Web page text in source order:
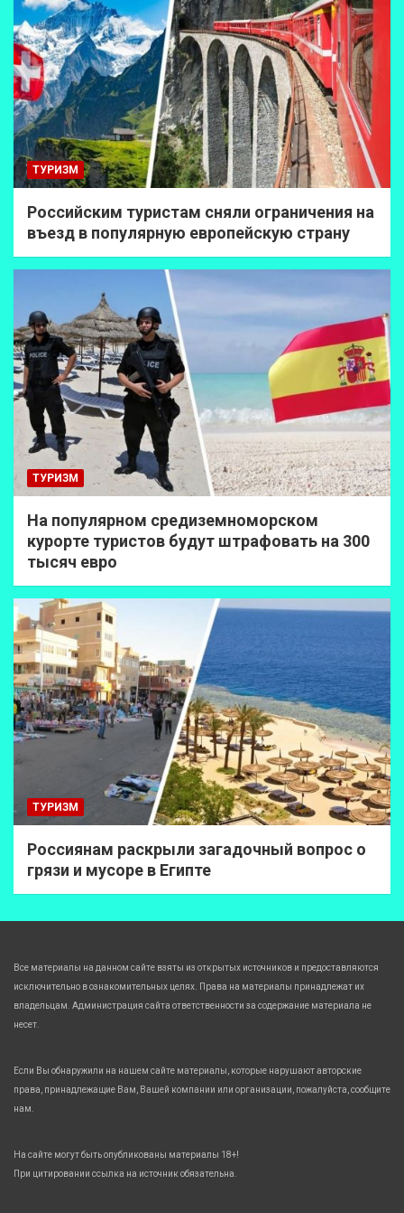
ТУРИЗМ
Российским туристам сняли ограничения на
въезд в популярную европейскую страну
ТУРИЗМ
На популярном средиземноморском
курорте туристов будут штрафовать на 300
тысяч евро
ТУРИЗМ
Россиянам раскрыли загадочный вопрос о
грязи и мусоре в Египте
Все материалы на данном сайте взяты из открытых источников и предоставляются
исключительно в ознакомительных целях. Права на материалы принадлежат их
владельцам. Администрация сайта ответственности за содержание материала не
несет.
Если Вы обнаружили на нашем сайте материалы, которые нарушают авторские
права, принадлежащие Вам, Вашей компании или организации, пожалуйста, сообщите
нам.
На сайте могут быть опубликованы материалы 18+!
При цитировании ссылка на источник обязательна.